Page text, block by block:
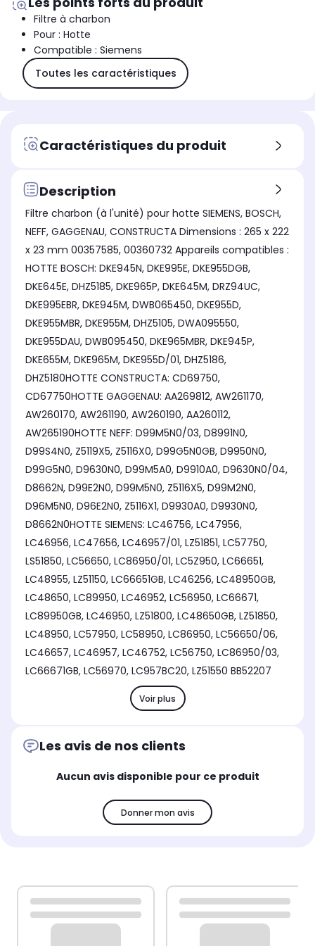
Filtre à charbon
Pour : Hotte
Compatible : Siemens
Toutes les caractéristiques
Caractéristiques du produit
Description
Filtre charbon (à l'unité) pour hotte SIEMENS, BOSCH,
NEFF, GAGGENAU, CONSTRUCTA Dimensions : 265 x 222
x 23 mm 00357585, 00360732 Appareils compatibles :
HOTTE BOSCH: DKE945N, DKE995E, DKE955DGB,
DKE645E, DHZ5185, DKE965P, DKE645M, DRZ94UC,
DKE995EBR, DKE945M, DWB065450, DKE955D,
DKE955MBR, DKE955M, DHZ5105, DWA095550,
DKE955DAU, DWB095450, DKE965MBR, DKE945P,
DKE655M, DKE965M, DKE955D/01, DHZ5186,
DHZ5180HOTTE CONSTRUCTA: CD69750,
CD67750HOTTE GAGGENAU: AA269812, AW261170,
AW260170, AW261190, AW260190, AA260112,
AW265190HOTTE NEFF: D99M5N0/03, D8991N0,
D99S4N0, Z5119X5, Z5116X0, D99G5N0GB, D9950N0,
D99G5N0, D9630N0, D99M5A0, D9910A0, D9630N0/04,
D8662N, D99E2N0, D99M5N0, Z5116X5, D99M2N0,
D96M5N0, D96E2N0, Z5116X1, D9930A0, D9930N0,
D8662N0HOTTE SIEMENS: LC46756, LC47956,
LC46956, LC47656, LC46957/01, LZ51851, LC57750,
LS51850, LC56650, LC86950/01, LC5Z950, LC66651,
LC48955, LZ51150, LC66651GB, LC46256, LC48950GB,
LC48650, LC89950, LC46952, LC56950, LC66671,
LC89950GB, LC46950, LZ51800, LC48650GB, LZ51850,
LC48950, LC57950, LC58950, LC86950, LC56650/06,
LC46657, LC46957, LC46752, LC56750, LC86950/03,
LC66671GB, LC56970, LC957BC20, LZ51550 BB52207
Voir plus
Les avis de nos clients
Aucun avis disponible pour ce produit
Donner mon avis